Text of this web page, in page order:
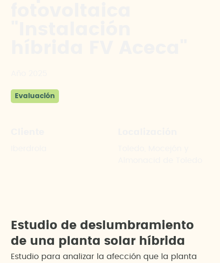
Evaluación
Estudio de des umbramiento
de una p lanta so lar híbrida
Estudio para analizar la afección que la planta